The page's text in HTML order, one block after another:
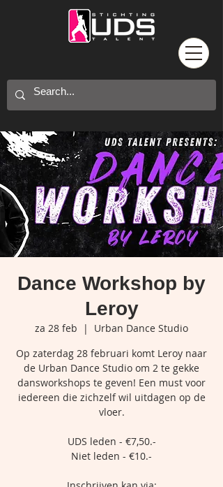
Dance Workshop by
Leroy
za 28 feb
  |
Urban Dance Studio
Op zaterdag 28 februari komt Leroy naar
de Urban Dance Studio om 2 te gekke
dansworkshops te geven! Een must voor
iedereen die zichzelf wil uitdagen op de
vloer.
UDS leden - €7,50.-
Niet leden - €10.-